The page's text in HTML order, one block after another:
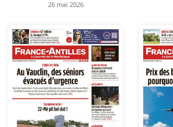
26 mai 2026